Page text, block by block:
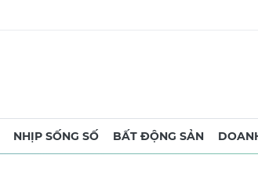
NHỊP SỐNG SỐ BẤT ĐỘNG SẢN